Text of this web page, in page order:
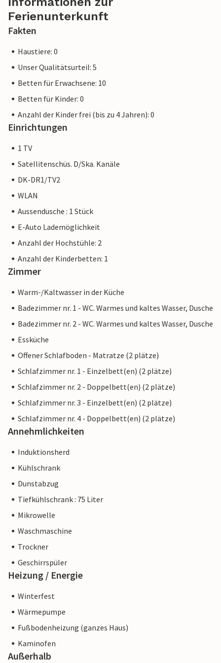
Insel erleben können. Wenn Sie sich nach Norden
orientieren, erreichen Sie bald die charmante Stadt Nexø.
beliebten Gegend – freuen Sie sich auf Ihren Besuch!
Ferienunterkunft
Fakten
Haustiere: 0
Unser Qualitätsurteil: 5
Betten für Erwachsene: 10
Betten für Kinder: 0
Anzahl der Kinder frei (bis zu 4 Jahren): 0
Einrichtungen
1 TV
Satellitenschüs. D/Ska. Kanäle
DK-DR1/TV2
WLAN
Aussendusche : 1 Stück
E-Auto Lademöglichkeit
Anzahl der Hochstühle: 2
Anzahl der Kinderbetten: 1
Zimmer
Warm-/Kaltwasser in der Küche
Badezimmer nr. 1 - WC. Warmes und kaltes Wasser, Dusche
Badezimmer nr. 2 - WC. Warmes und kaltes Wasser, Dusche
Essküche
Offener Schlafboden - Matratze (2 plätze)
Schlafzimmer nr. 1 - Einzelbett(en) (2 plätze)
Schlafzimmer nr. 2 - Doppelbett(en) (2 plätze)
Schlafzimmer nr. 3 - Einzelbett(en) (2 plätze)
Schlafzimmer nr. 4 - Doppelbett(en) (2 plätze)
Annehmlichkeiten
Induktionsherd
Kühlschrank
Dunstabzug
Tiefkühlschrank : 75 Liter
Mikrowelle
Waschmaschine
Trockner
Geschirrspüler
Heizung / Energie
Winterfest
Wärmepumpe
Fußbodenheizung (ganzes Haus)
Kaminofen
Außerhalb